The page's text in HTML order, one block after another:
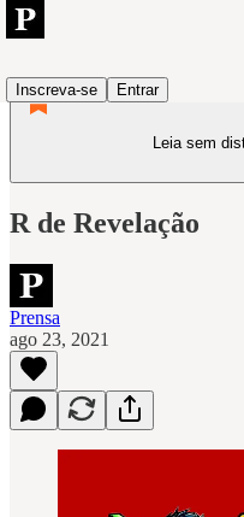
Inscreva-se
Entrar
Leia sem
R de Revelação
Prensa
ago 23, 2021